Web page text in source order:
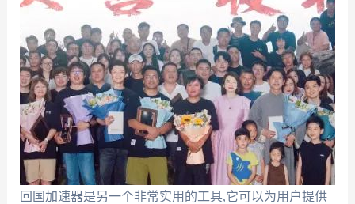
回国加速器是另一个非常实用的工具,它可以为用户提供